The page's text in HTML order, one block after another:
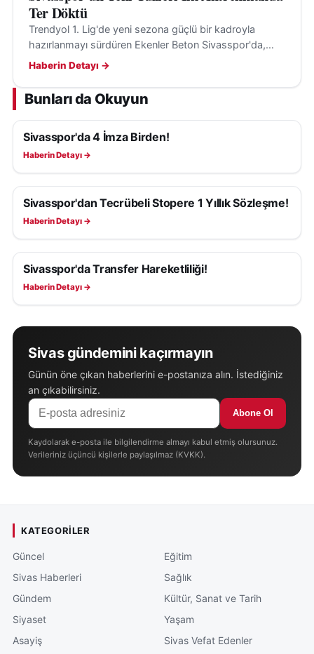
Ter Döktü
Trendyol 1. Lig'de yeni sezona güçlü bir kadroyla
hazırlanmayı sürdüren Ekenler Beton Sivasspor'da,
yeni transferler ilk kez takım arkadaşlarıyla birlikte
Haberin Detayı →
Bunları da Okuyun
SIVASSPOR HABERLERI
Sivasspor'da 4 İmza Birden!
Haberin Detayı →
SIVASSPOR HABERLERI
Sivasspor'dan Tecrübeli Stopere 1 Yıllık Sözleşme!
Haberin Detayı →
SIVASSPOR HABERLERI
Sivasspor'da Transfer Hareketliliği!
Haberin Detayı →
Sivas gündemini kaçırmayın
Günün öne çıkan haberlerini e-postanıza alın. İstediğiniz
an çıkabilirsiniz.
Abone Ol
Kaydolarak e-posta ile bilgilendirme almayı kabul etmiş olursunuz.
Verileriniz üçüncü kişilerle paylaşılmaz (KVKK).
KATEGORILER
Güncel
Sivas Haberleri
Gündem
Siyaset
Asayiş
Eğitim
Sağlık
Kültür, Sanat ve Tarih
Yaşam
Sivas Vefat Edenler